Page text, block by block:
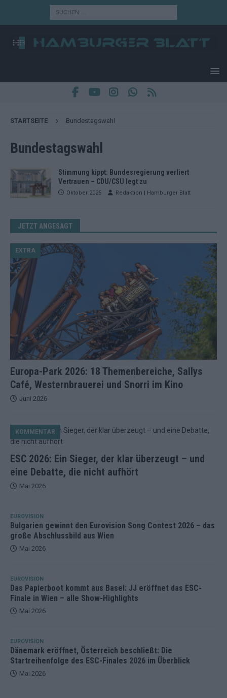
STARTSEITE Bundestagswahl
Bundestagswahl
Stimmung kippt: Bundesregierung verliert
Vertrauen – CDU/CSU legt zu
Oktober 2025 Redaktion | Hamburger Blatt
JETZT ANGESAGT
Europa-Park 2026: 18 Themenbereiche, Sallys
Café, Westernbrauerei und Snorri im Kino
EXTRA
Juni 2026
ESC 2026: Ein Sieger, der klar überzeugt – und
eine Debatte, die nicht aufhört
KOMMENTAR
Mai 2026
EUROVISION
Bulgarien gewinnt den Eurovision Song Contest 2026 – das
große Abschlussbild aus Wien
Mai 2026
EUROVISION
Das Papierboot kommt aus Basel: JJ eröffnet das ESC-
Finale in Wien – alle Show-Highlights
Mai 2026
EUROVISION
Dänemark eröffnet, Österreich beschließt: Die
Startreihenfolge des ESC-Finales 2026 im Überblick
Mai 2026